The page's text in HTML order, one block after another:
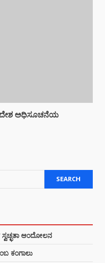
ಅಧಿಸೂಚನೆಯ
SEARCH
ಆಂದೋಲನ
ಕಂಗಾಲು